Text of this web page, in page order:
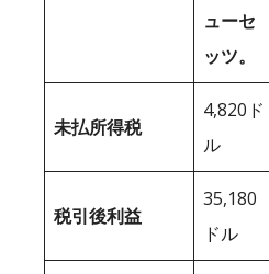
ューセ
ッツ。
未払所得税
4,820ド
ル
税引後利益
35,180
ドル